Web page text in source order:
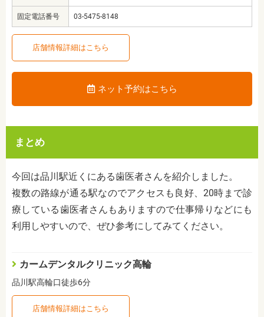
固定電話番号 03-5475-8148
店舗情報詳細はこちら
ネット予約はこちら
まとめ
今回は品川駅近くにある歯医者さんを紹介しました。
複数の路線が通る駅なのでアクセスも良好、20時まで診
療している歯医者さんもありますので仕事帰りなどにも
利用しやすいので、ぜひ参考にしてみてください。
カームデンタルクリニック高輪
品川駅高輪口徒歩6分
店舗情報詳細はこちら